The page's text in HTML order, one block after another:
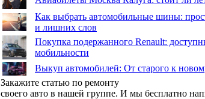
Как выбрать автомобильные шины:
и лишних слов
Покупка подержанного Renault:
мобильности
Выкуп автомобилей: От старого к
Закажите статью по ремонту
своего авто в нашей группе. И мы бесплатно